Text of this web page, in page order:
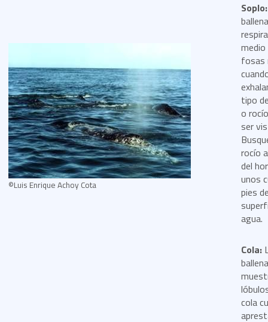
©Luis Enrique Achoy Cota
Soplo:
fosas
tipo
o
ser
rocío
del
unos
pies
agua.
Cola:
cola